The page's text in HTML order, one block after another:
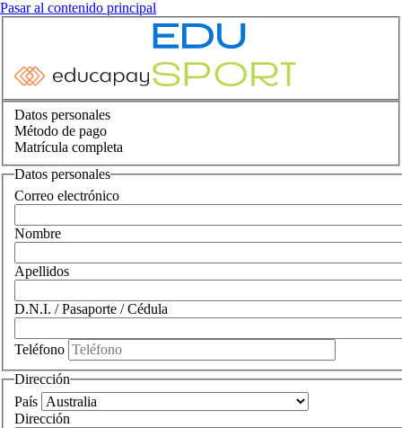
Pasar al contenido principal
Datos personales
Método de pago
Matrícula completa
Datos personales
Correo electrónico
Nombre
Apellidos
D.N.I. / Pasaporte / Cédula
Teléfono
Dirección
País
Dirección